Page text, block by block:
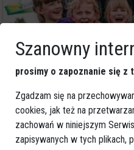
Szanowny
prosimy o zapoznanie się z
Zgadzam się na
cookies, jak też na
zachowań w niniejszym
zapisywanych w tych plikach,